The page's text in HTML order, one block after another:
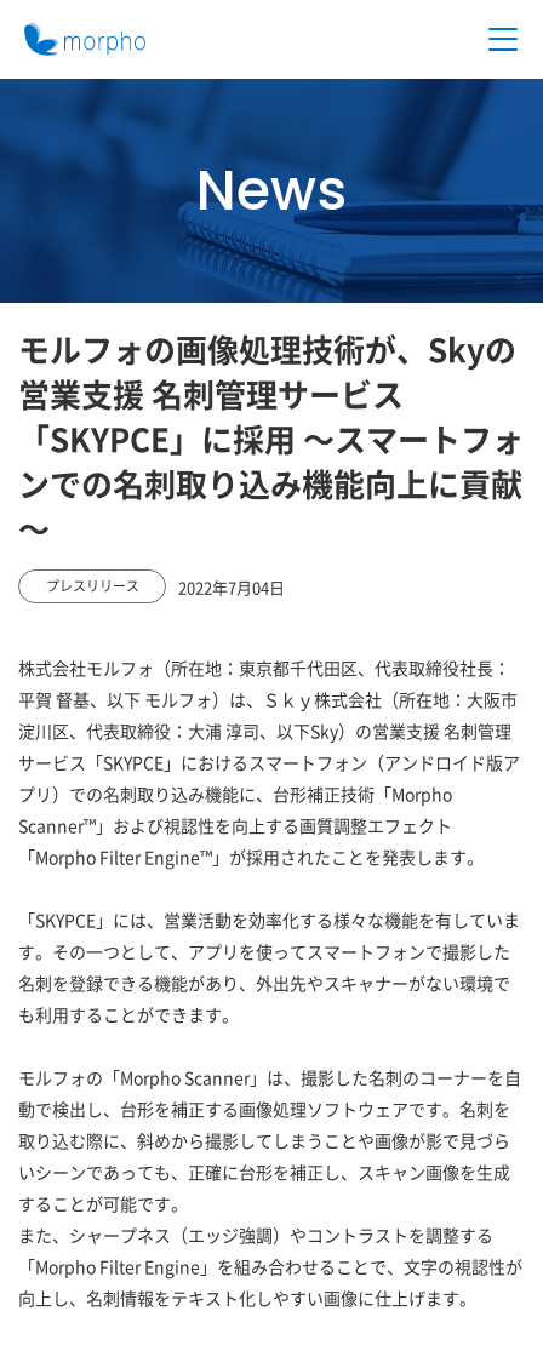
News
モルフォの画像処理技術が、Skyの
営業支援 名刺管理サービス
「SKYPCE」に採用 ～スマートフォ
ンでの名刺取り込み機能向上に貢献
～
プレスリリース 2022年7月04日
株式会社モルフォ（所在地：東京都千代田区、代表取締役社長：
平賀 督基、以下 モルフォ）は、Ｓｋｙ株式会社（所在地：大阪市
淀川区、代表取締役：大浦 淳司、以下Sky）の営業支援 名刺管理
サービス「SKYPCE」におけるスマートフォン（アンドロイド版ア
プリ）での名刺取り込み機能に、台形補正技術「Morpho
Scanner™」および視認性を向上する画質調整エフェクト
「Morpho Filter Engine™」が採用されたことを発表します。
「SKYPCE」には、営業活動を効率化する様々な機能を有していま
す。その一つとして、アプリを使ってスマートフォンで撮影した
名刺を登録できる機能があり、外出先やスキャナーがない環境で
も利用することができます。
モルフォの「Morpho Scanner」は、撮影した名刺のコーナーを自
動で検出し、台形を補正する画像処理ソフトウェアです。名刺を
取り込む際に、斜めから撮影してしまうことや画像が影で見づら
いシーンであっても、正確に台形を補正し、スキャン画像を生成
することが可能です。
また、シャープネス（エッジ強調）やコントラストを調整する
「Morpho Filter Engine」を組み合わせることで、文字の視認性が
向上し、名刺情報をテキスト化しやすい画像に仕上げます。